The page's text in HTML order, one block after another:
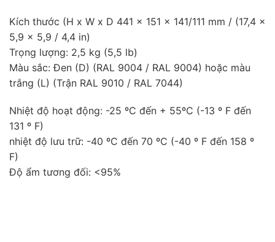
Kích thước (H x W x D 441 x 151 x 141/111 mm / (17,4 x
5,9 x 5,9 / 4,4 in)
Trọng lượng: 2,5 kg (5,5 lb)
Màu sắc: Đen (D) (RAL 9004 / RAL 9004) hoặc màu
trắng (L) (Trận RAL 9010 / RAL 7044)
Nhiệt độ hoạt động: -25 ºC đến + 55ºC (-13 º F đến
131 º F)
nhiệt độ lưu trữ: -40 ºC đến 70 ºC (-40 º F đến 158 º
F)
Độ ẩm tương đối: <95%